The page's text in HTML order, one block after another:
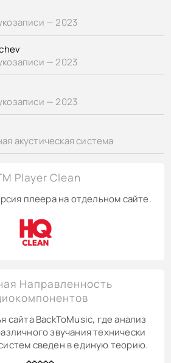
— 2023
— 2023
— 2023
акустическая система
Player Clean
плеера на отдельном сайте.
Направленность
сайта BackToMusic, где анализ
звучания технически
сведен в единую теорию.